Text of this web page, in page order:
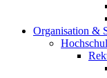
Organisation &